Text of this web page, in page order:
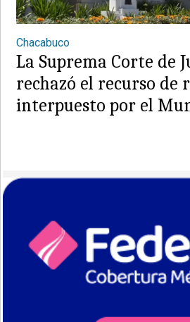
Chacabuco
La Suprema Corte de
rechazó el recurso de
interpuesto por el